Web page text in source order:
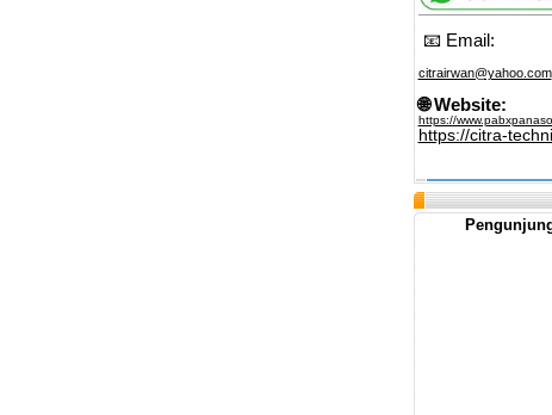
📧 Email:
citrairwan@yahoo.com
🌐 Website:
https://
https://citra-